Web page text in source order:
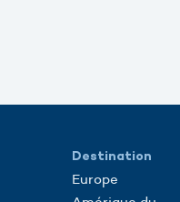
Destination
Europe